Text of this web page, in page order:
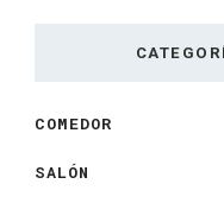
COMEDOR
SALÓN